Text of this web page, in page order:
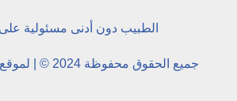
الطبيب دون أدنى مسئولية
جميع الحقوق محفوظة 2024 © | لموقع الدواء المصرى